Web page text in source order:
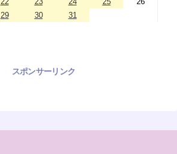
29 30 31
スポンサーリンク